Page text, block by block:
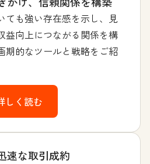
ても強い存在感を示し、見
益向上につながる関係を構
期的なツールと戦略をご紹
しく読む
速な取引成約